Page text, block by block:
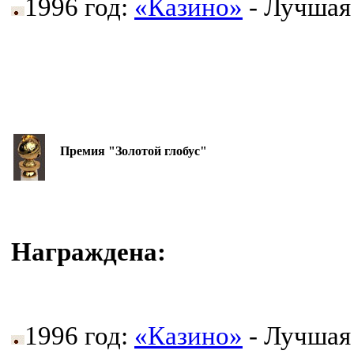
1996 год: «Казино» - Лучшая
Премия "Золотой глобус"
Награждена:
1996 год: «Казино» - Лучшая